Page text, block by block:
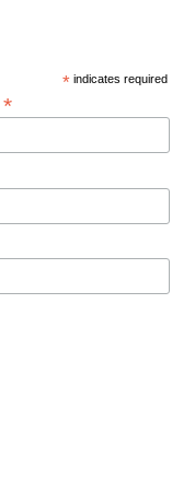
* indicates required
*